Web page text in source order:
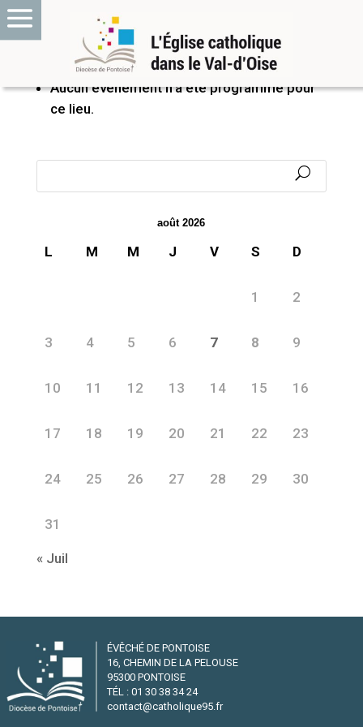
PROCHAINS ÉVÉNEMENTS
Aucun événement n’a été programmé pour
ce lieu.
août 2026
L M M J V S D
1 2
3 4 5 6 7 8 9
10 11 12 13 14 15 16
17 18 19 20 21 22 23
24 25 26 27 28 29 30
31
« Juil
ÉVÊCHÉ DE PONTOISE
16, CHEMIN DE LA PELOUSE
95300 PONTOISE
TÉL : 01 30 38 34 24
contact@catholique95.fr